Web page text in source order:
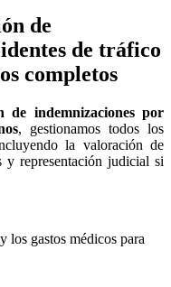
de
de tráfico
completos
de indemnizaciones por
, gestionamos todos los
la valoración de
y representación judicial si
los gastos médicos para